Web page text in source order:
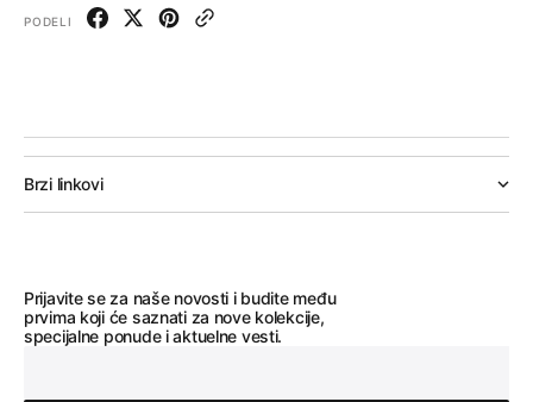
PODELI
Brzi linkovi
Prijavite se za naše novosti i budite među
prvima koji će saznati za nove kolekcije,
specijalne ponude i aktuelne vesti.